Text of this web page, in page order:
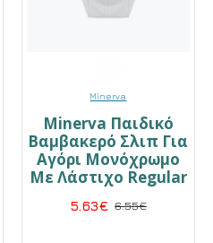
Minerva
Minerva Παιδικό
Βαμβακερό Σλιπ Για
Αγόρι Μονόχρωμο
Με Λάστιχο Regular
5.63€ 6.55€